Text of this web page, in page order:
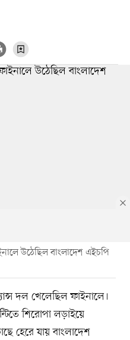
উঠেছিল বাংলাদেশ এইচপি
দল খেলেছিল ফাইনালে।
শিরোপা লড়াইয়ে
হেরে যায় বাংলাদেশ